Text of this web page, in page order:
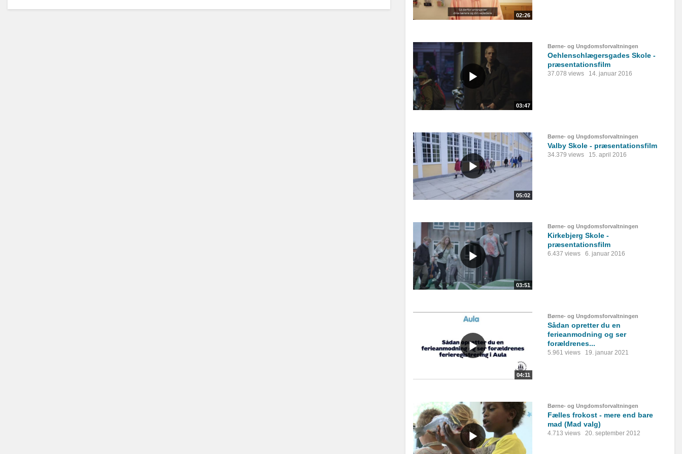
02:26
03:47
Børne- og Ungdomsforvaltningen
Oehlenschlægersgades Skole -
præsentationsfilm
37.078 views 14. januar 2016
05:02
Børne- og Ungdomsforvaltningen
Valby Skole - præsentationsfilm
34.379 views 15. april 2016
03:51
Børne- og Ungdomsforvaltningen
Kirkebjerg Skole -
præsentationsfilm
6.437 views 6. januar 2016
04:11
Børne- og Ungdomsforvaltningen
Sådan opretter du en
ferieanmodning og ser
forældrenes...
5.961 views 19. januar 2021
Børne- og Ungdomsforvaltningen
Fælles frokost - mere end bare
mad (Mad valg)
4.713 views 20. september 2012